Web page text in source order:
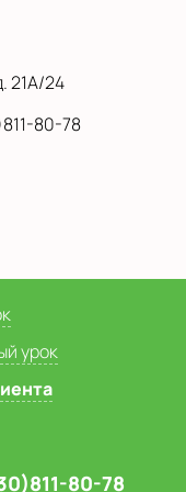
21А/24
80-78
урок
80-78